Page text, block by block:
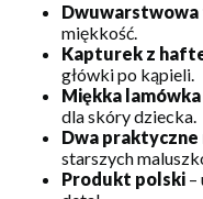
miękkość.
Kapturek z
główki po kąpieli.
Miękka lamówka
dla skóry dziecka.
Dwa
starszych
Produkt polski –